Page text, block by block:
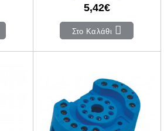
5,42€
Στο Καλάθι